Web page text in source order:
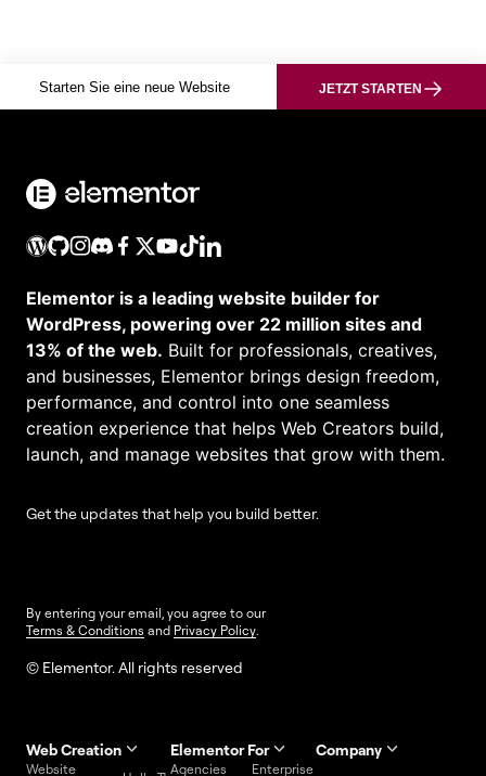
Starten Sie eine neue Website JETZT STARTEN
Elementor is a leading website builder for
WordPress, powering over 22 million sites and
13% of the web. Built for professionals, creatives,
and businesses, Elementor brings design freedom,
performance, and control into one seamless
creation experience that helps Web Creators build,
launch, and manage websites that grow with them.
Get the updates that help you build better.
By entering your email, you agree to our
Terms & Conditions and Privacy Policy.
© Elementor. All rights reserved
Web Creation
Website
Elementor For
Agencies Enterprise
Company